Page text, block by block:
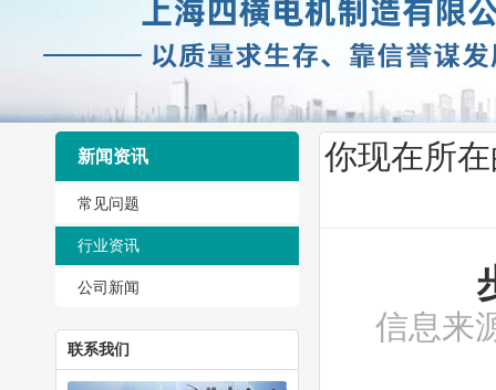
新闻资讯
常见问题
行业资讯
公司新闻
联系我们
你现在所
信息来